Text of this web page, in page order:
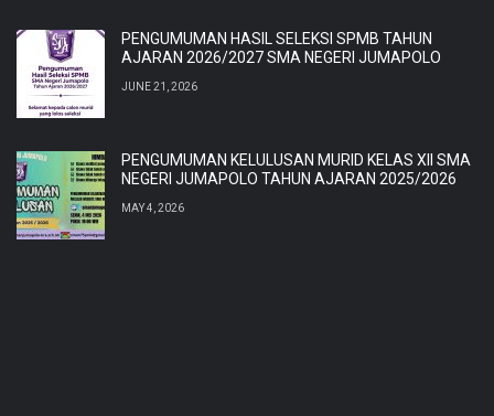
PENGUMUMAN HASIL SELEKSI SPMB TAHUN
AJARAN 2026/2027 SMA NEGERI JUMAPOLO
JUNE 21, 2026
PENGUMUMAN KELULUSAN MURID KELAS XII SMA
NEGERI JUMAPOLO TAHUN AJARAN 2025/2026
MAY 4, 2026